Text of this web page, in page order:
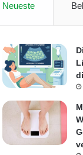
Neueste